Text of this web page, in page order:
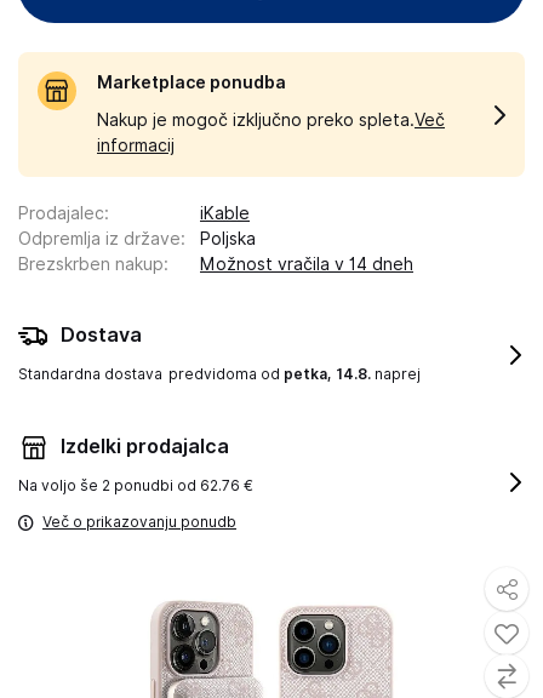
Marketplace ponudba
Nakup je mogoč izključno preko spleta.Več
informacij
Prodajalec:
iKable
Odpremlja iz države:
Poljska
Brezskrben nakup: Možnost vračila v 14 dneh
Dostava
Standardna dostava predvidoma od petka, 14.8. naprej
Izdelki prodajalca
Na voljo še 2 ponudbi od 62.76 €
Več o prikazovanju ponudb